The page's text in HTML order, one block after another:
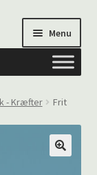
Menu
- Kræfter
Frit